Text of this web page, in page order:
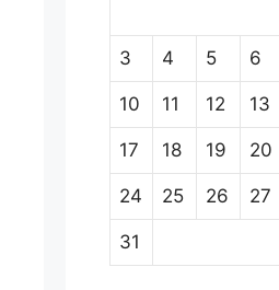
3 4 5 6
10 11 12 13
17 18 19 20
24 25 26 27
31